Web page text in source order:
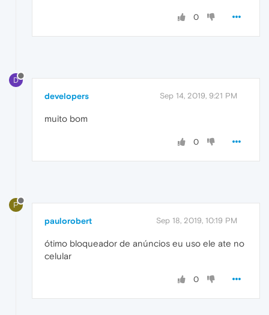
0
D
developers Sep 14, 2019, 9:21 PM
muito bom
0
P
paulorobert Sep 18, 2019, 10:19 PM
ótimo bloqueador de anúncios eu uso ele ate no
celular
0